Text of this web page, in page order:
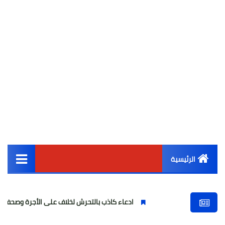
الرئيسية
أخبار مصر
ادعاء كاذب بالتحرش لخلاف على الأجرة وصحفية وهمية